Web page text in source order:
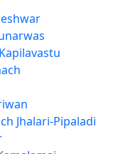
Jhalari-Pipaladi